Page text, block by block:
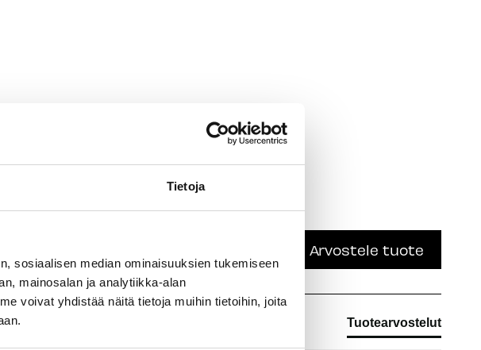
Tietoja
sosiaalisen median ominaisuuksien tukemiseen
mainosalan ja analytiikka-alan
voivat yhdistää näitä tietoja muihin tietoihin, joita
Arvostele tuote
Tuotearvostelut